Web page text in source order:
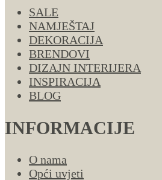
SALE
NAMJEŠTAJ
DEKORACIJA
BRENDOVI
DIZAJN INTERIJERA
INSPIRACIJA
BLOG
INFORMACIJE
O nama
Opći uvjeti